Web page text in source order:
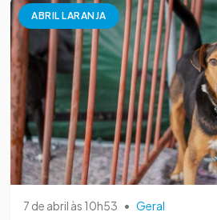
ABRIL LARANJA
7 de abril às 10h53 • Geral